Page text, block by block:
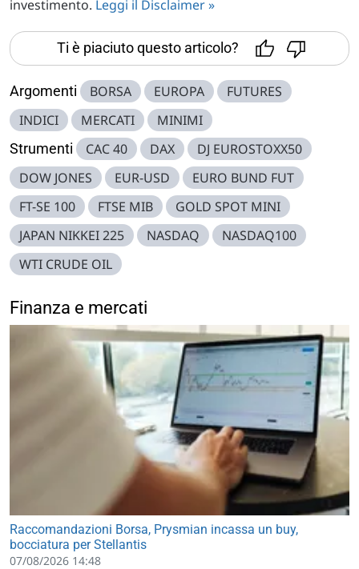
investimento. Leggi il Disclaimer »
Ti è piaciuto questo articolo?
Argomenti BORSA EUROPA
FUTURES
INDICI
MERCATI MINIMI
Strumenti CAC 40 DAX
DJ EUROSTOXX50
DOW JONES
EUR-USD
EURO BUND FUT
FT-SE 100
FTSE MIB
GOLD SPOT MINI
JAPAN NIKKEI 225
NASDAQ
NASDAQ100
WTI CRUDE OIL
Finanza e mercati
Raccomandazioni Borsa, Prysmian incassa un buy,
bocciatura per Stellantis
07/08/2026 14:48